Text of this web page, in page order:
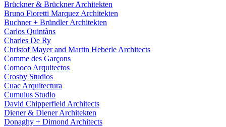
Brückner & Brückner Architekten
Bruno Fioretti Marquez Architekten
Buchner + Bründler Architekten
Carlos Quintàns
Charles De Ry
Christof Mayer and Martin Heberle Architects
Comme des Garçons
Comoco Arquitectos
Crosby Studios
Cuac Arquitectura
Cumulus Studio
David Chipperfield Architects
Diener & Diener Architekten
Donaghy + Dimond Architects